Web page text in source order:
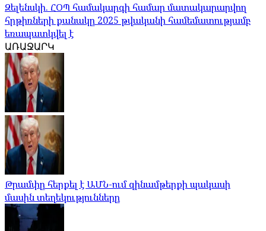
Զելենսկի. ՀՕՊ համակարգի համար մատակարարվող
հրթիռների քանակը 2025 թվականի համեմատությամբ
եռապատկվել է
ԱՌԱՋԱՐԿ
Թրամփը հերքել է ԱՄՆ-ում զինամթերքի պակասի
մասին տեղեկությունները